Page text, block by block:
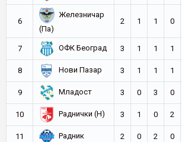
6
Железничар
(Па)
2 1 1 0
7 ОФК Београд 3 1 1 1
8 Нови Пазар 3 1 1 1
9 Младост 3 0 3 0
10 Раднички (Н) 3 1 0 2
11 Радник 2 0 2 0